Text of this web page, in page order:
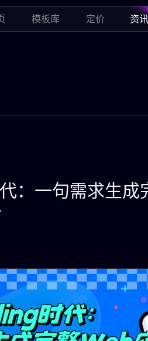
模板库 定价 资
：一句需求生成